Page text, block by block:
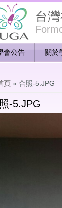
台
會公告 關於
頁 » 合照-5.JPG
-5.JPG